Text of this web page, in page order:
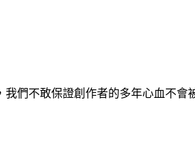
們不敢保證創作者的多年心血不會